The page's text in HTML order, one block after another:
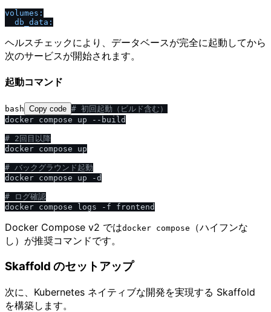
volumes:
db_data:
ヘルスチェックにより、データベースが完全に起動してから
次のサービスが開始されます。
起動コマンド
bash Copy code # 初回起動（ビルド含む）
docker compose up --build
# 2回目以降
docker compose up
# バックグラウンド起動
docker compose up -d
# ログ確認
Docker Compose v2 ではdocker compose
（ハイフンな
し）が推奨コマンドです。
Skaffold のセットアップ
次に、Kubernetes ネイティブな開発を実現する Skaffold
を構築します。